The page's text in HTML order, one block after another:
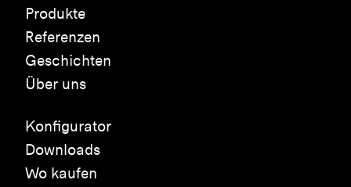
Produkte
Referenzen
Geschichten
Über uns
Konfigurator
Downloads
Wo kaufen